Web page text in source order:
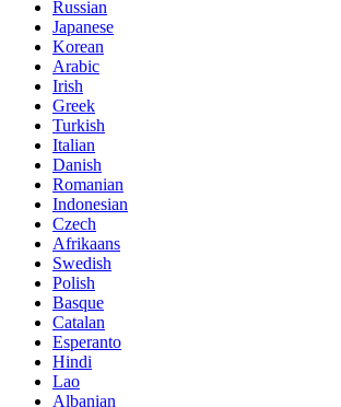
Russian
Japanese
Korean
Arabic
Irish
Greek
Turkish
Italian
Danish
Romanian
Indonesian
Czech
Afrikaans
Swedish
Polish
Basque
Catalan
Esperanto
Hindi
Lao
Albanian